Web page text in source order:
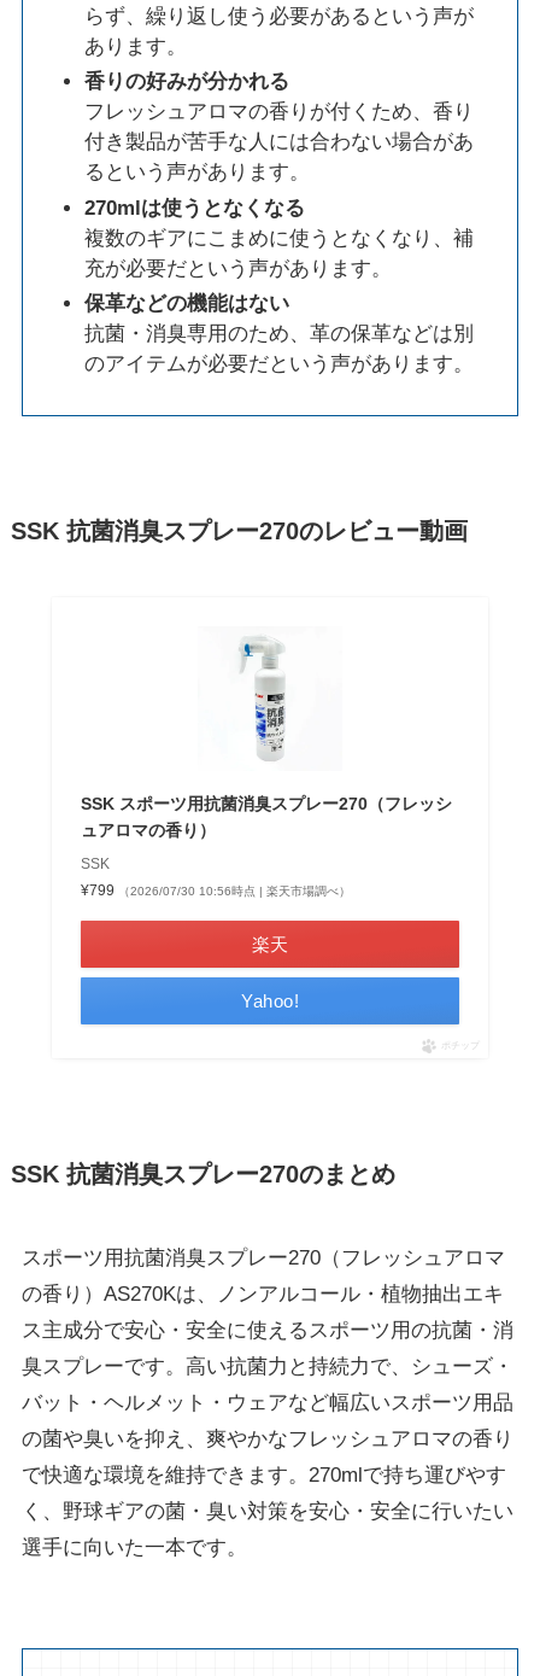
らず、繰り返し使う必要があるという声が
あります。
香りの好みが分かれる
フレッシュアロマの香りが付くため、香り
付き製品が苦手な人には合わない場合があ
るという声があります。
270mlは使うとなくなる
複数のギアにこまめに使うとなくなり、補
充が必要だという声があります。
保革などの機能はない
抗菌・消臭専用のため、革の保革などは別
のアイテムが必要だという声があります。
SSK 抗菌消臭スプレー270のレビュー動画
SSK スポーツ用抗菌消臭スプレー270（フレッシ
ュアロマの香り）
SSK
¥799
（2026/07/30 10:56時点 | 楽天市場調べ）
楽天
Yahoo!
ポチップ
SSK 抗菌消臭スプレー270のまとめ
スポーツ用抗菌消臭スプレー270（フレッシュアロマ
の香り）AS270Kは、ノンアルコール・植物抽出エキ
ス主成分で安心・安全に使えるスポーツ用の抗菌・消
臭スプレーです。高い抗菌力と持続力で、シューズ・
バット・ヘルメット・ウェアなど幅広いスポーツ用品
の菌や臭いを抑え、爽やかなフレッシュアロマの香り
で快適な環境を維持できます。270mlで持ち運びやす
く、野球ギアの菌・臭い対策を安心・安全に行いたい
選手に向いた一本です。